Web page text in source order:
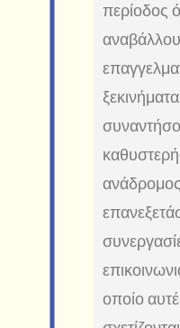
περίοδος
οποίο